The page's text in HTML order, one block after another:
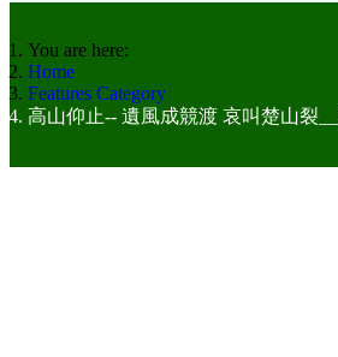
You are here:
Home
Features Category
高山仰止-- 遺風成競渡 哀叫楚山裂